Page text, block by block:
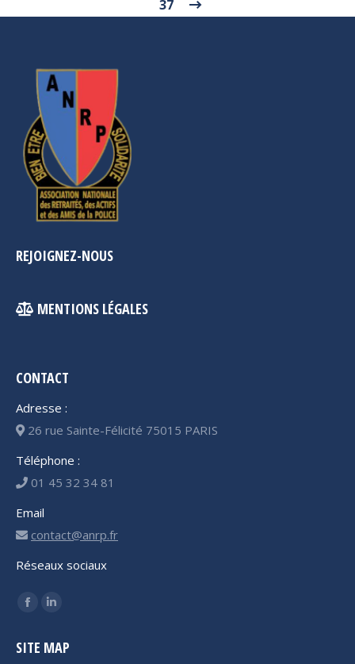
37
REJOIGNEZ-NOUS
MENTIONS LÉGALES
CONTACT
Adresse :
26 rue Sainte-Félicité 75015 PARIS
Téléphone :
01 45 32 34 81
Email
contact@anrp.fr
Réseaux sociaux
Trouvez nous sur :
Facebook
opens
LinkedIn
opens
SITE MAP